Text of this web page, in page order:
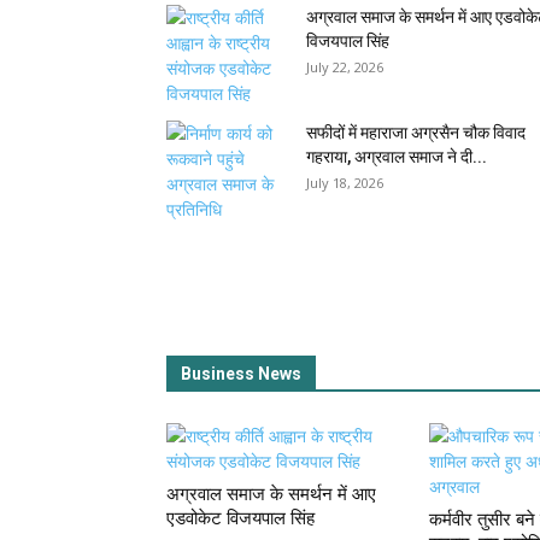
अग्रवाल समाज के समर्थन में आए
विजयपाल सिंह
July 22, 2026
सफीदों में महाराजा अग्रसैन चौक विवाद
गहराया, अग्रवाल समाज ने दी...
July 18, 2026
Business News
अग्रवाल समाज के समर्थन में आए
एडवोकेट विजयपाल सिंह
कर्मवीर तुसीर